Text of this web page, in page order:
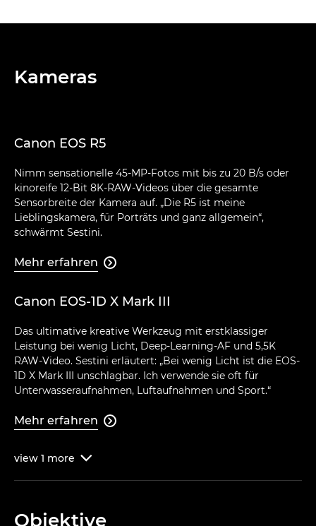
Kameras
Canon EOS R5
Nimm sensationelle 45-MP-Fotos mit bis zu 20 B/s oder
kinoreife 12-Bit 8K-RAW-Videos über die gesamte
Sensorbreite der Kamera auf. „Die R5 ist meine
Lieblingskamera, für Porträts und ganz allgemein“,
schwärmt Sestini.
Mehr erfahren 
Canon EOS-1D X Mark III
Das ultimative kreative Werkzeug mit erstklassiger
Leistung bei wenig Licht, Deep-Learning-AF und 5,5K
RAW-Video. Sestini erläutert: „Bei wenig Licht ist die EOS-
1D X Mark III unschlagbar. Ich verwende sie oft für
Unterwasseraufnahmen, Luftaufnahmen und Sport.“
Mehr erfahren 
view 1 more 
Objektive